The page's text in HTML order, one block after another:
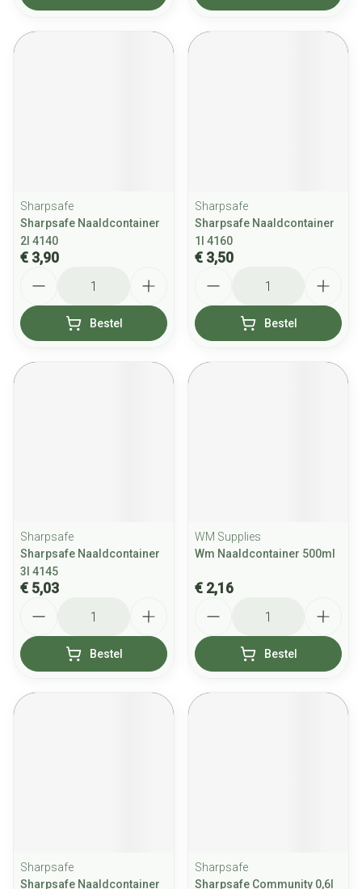
Sharpsafe
Sharpsafe Naaldcontainer
2l 4140
€ 3,90
Bestel
Sharpsafe
Sharpsafe Naaldcontainer
1l 4160
€ 3,50
Bestel
Sharpsafe
Sharpsafe Naaldcontainer
3l 4145
€ 5,03
Bestel
WM Supplies
Wm Naaldcontainer 500ml
€ 2,16
Bestel
Sharpsafe
Sharpsafe Naaldcontainer
Sharpsafe
Sharpsafe Community 0,6l